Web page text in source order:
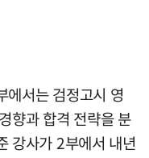
에서는 검정고시 영
향과 합격 전략을 분
강사가 2부에서 내년